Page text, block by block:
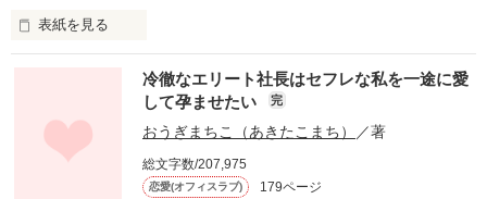
表紙を見る
幼なじみの哲平に淡い恋心を抱いていた美桜。
しかし、ある出来事をきっかけに二人の関係は壊れてしまう。
関係修復もできないまま、美桜は両親の離婚によって
引っ越すことになり、哲平とも離れ離れになった。
冷徹なエリート社長はセフレな私を一途に愛
して孕ませたい
完
おうぎまちこ（あきたこまち） ／著
総文字数/207,975
恋愛(オフィスラブ) 179ページ